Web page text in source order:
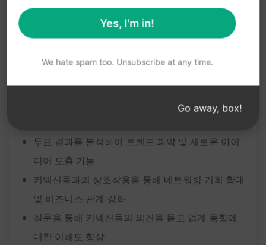
이러한 투표 아이디어로 LinkedIn 커넥션과
활발한 상호 작용을 유도하세요:
LinkedIn 프로필을 활성화하여 연결과 소통 기회
확대
다양한 주제로 흥미로운 콘텐츠를 제공하여 커넥션
투표 결과를 분석하여 트렌드 파악 및 새로운 아이
디어 도출 가능
커넥션들과의 상호작용을 통해 네트워킹 기회 확대
및 비즈니스 관계 강화
질문을 통해 커넥션들의 의견을 듣고 업계 동향에
대한 이해도 향상
Yes, I'm in!
We hate spam too. Unsubscribe at any time.
Go away, box!